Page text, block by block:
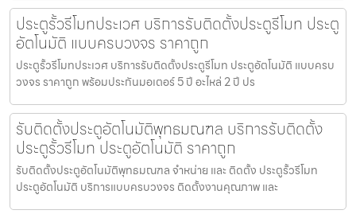
ประตูรั้วรีโมทประเวศ บริการรับติดตั้งประตูรีโมท ประตู
อัตโนมัติ แบบครบวงจร ราคาถูก
ประตูรั้วรีโมทประเวศ บริการรับติดตั้งประตูรีโมท ประตูอัตโนมัติ แบบครบ
วงจร ราคาถูก พร้อมประกันมอเตอร์ 5 ปี อะไหล่ 2 ปี ปร
รับติดตั้งประตูอัตโนมัติพุทธมณฑล บริการรับติดตั้ง
ประตูรั้วรีโมท ประตูอัตโนมัติ ราคาถูก
รับติดตั้งประตูอัตโนมัติพุทธมณฑล จำหน่าย และ ติดตั้ง ประตูรั้วรีโมท
ประตูอัตโนมัติ บริการแบบครบวงจร ติดตั้งงานคุณภาพ และ